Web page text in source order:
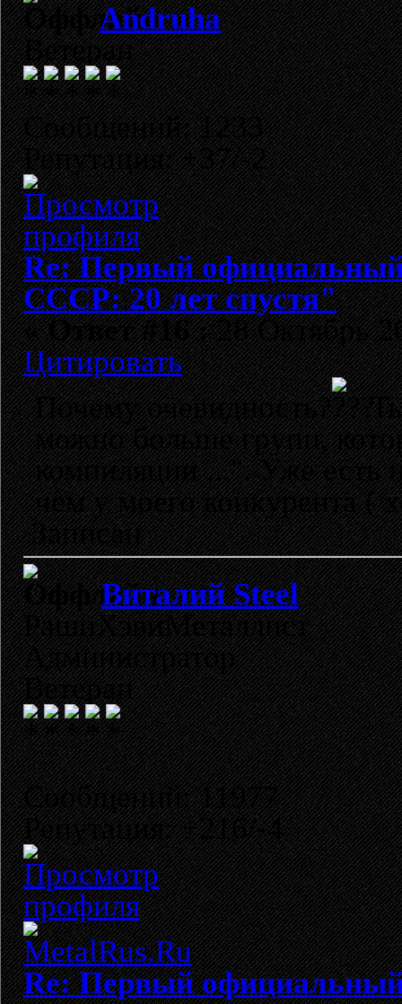
Andruha
Ветеран
Сообщений: 1233
Репутация: +37/-2
Re: Первый
СССР: 20 лет спустя"
«Ответ #16 :28 Октябрь
Цитировать
Почему очевидность?
Ты
можно больше групп,
компиляции ...". Уже есть
чем у моего конкурента (
Записан
Виталий Steel
РашнХэвиМеталлист
Администратор
Ветеран
Сообщений: 11977
Репутация: +216/-4
Re: Первый